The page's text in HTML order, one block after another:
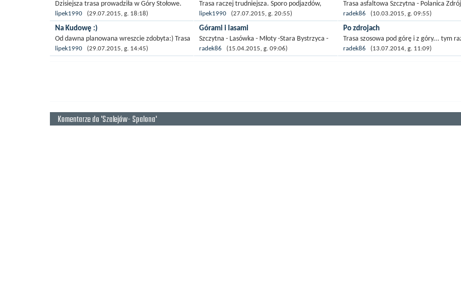
Dzisiejsza trasa prowadziła w Góry Stołowe.
Start Szalejów Górny przez Polanicę, Szczytną
do Dusznik. Z Dusznik przez Łężyce podjazd do
Karłowa (...
lipek1990 (29.07.2015, g. 18:18)
Trasa raczej trudniejsza. Sporo podjazdów,
początkowo niby płaskich ale cały czas pod
górkę. Później większe podjazdy i wspinaczka
na Zieleniec:)...
lipek1990 (27.07.2015, g. 20:55)
Trasa asfaltowa Szczytna - Polanica
Wambierzyce - Ścinawka Średnia -
Polanica Zdrój - Szczytna. Trasa o małym
natężeniu ruchu z...
radek86 (10.03.2015, g. 09:55)
Na Kudowę :)
Od dawna planowana wreszcie zdobyta:) Trasa
jak dla mnie bardzo wymagająca. Dużo długich
lipek1990 (29.07.2015, g. 14:45)
Górami i lasami
Szczytna - Lasówka - Młoty -Stara Bystrzyca -
Polanica Zdrój - Szczytna. Trasa o małym
radek86 (15.04.2015, g. 09:06)
Po zdrojach
Trasa szosowa pod górę i z góry... tym
rekreacyjnie zwiedzamy Duszniki Zdrój i
radek86 (13.07.2014, g. 11:09)
Komentarze do 'Szalejów- Spalona'